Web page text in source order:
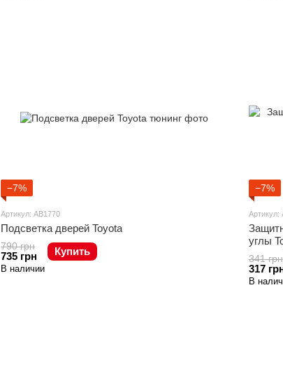
−7%
Артикул: AB1770
Подсветка дверей Toyota
790 грн
735 грн Купить
В наличии
−7%
Артикул:
углы
341 грн
317
В